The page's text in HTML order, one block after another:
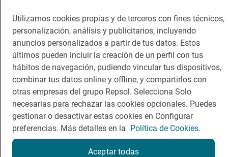
Dormir
Canal de ética
Política de privacidad Política de cookies Nota legal
Condiciones del servicio
© Repsol S.A. 2000 - 2026
Utilizamos cookies propias y de terceros con fines técnicos,
personalización, análisis y publicitarios, incluyendo
anuncios personalizados a partir de tus datos. Estos
últimos pueden incluir la creación de un perfil con tus
hábitos de navegación, pudiendo vincular tus dispositivos,
combinar tus datos online y offline, y compartirlos con
otras empresas del grupo Repsol. Selecciona Solo
necesarias para rechazar las cookies opcionales. Puedes
gestionar o desactivar estas cookies en Configurar
preferencias. Más detalles en la Política de Cookies.
Aceptar todas